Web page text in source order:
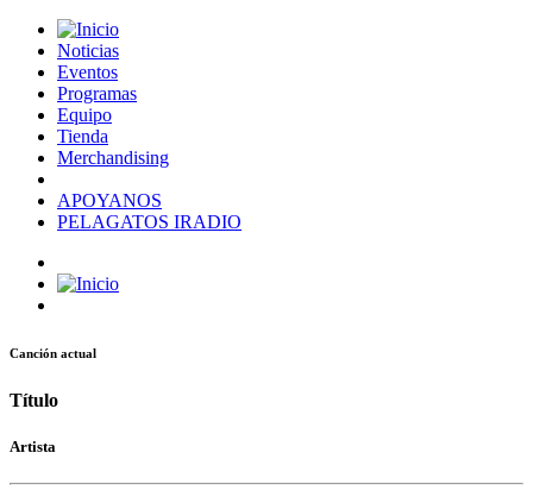
Noticias
Eventos
Programas
Equipo
Tienda
Merchandising
APOYANOS
PELAGATOS IRADIO
Canción actual
Título
Artista